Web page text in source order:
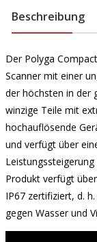
Beschreibung
Der Polyga
Scanner mit einer
der höchsten in der
winzige Teile mit
hochauflösende
und verfügt über
Produkt verfügt
IP67 zertifiziert, d.
gegen Wasser und